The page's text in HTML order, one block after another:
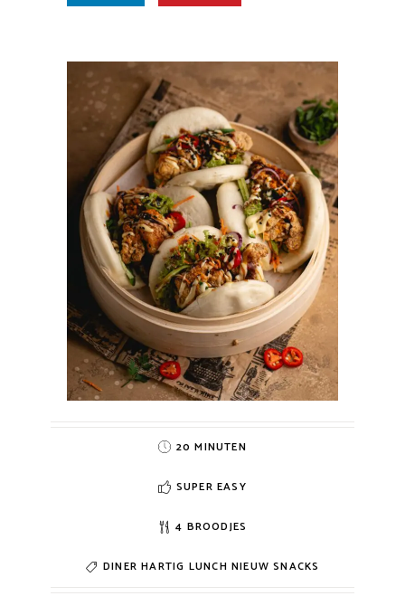
20 MINUTEN
SUPER EASY
4 BROODJES
DINERHARTIG LUNCH NIEUWSNACKS